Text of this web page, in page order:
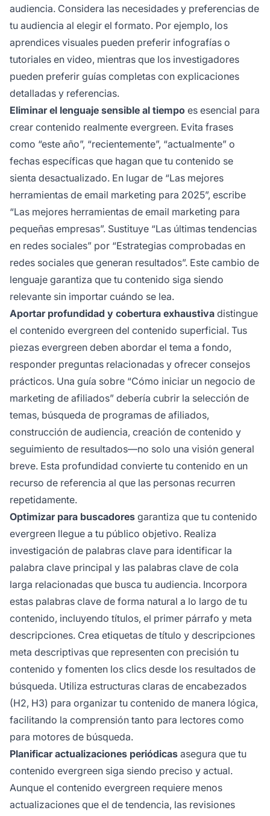
audiencia. Considera las necesidades y preferencias de
tu audiencia al elegir el formato. Por ejemplo, los
aprendices visuales pueden preferir infografías o
tutoriales en video, mientras que los investigadores
pueden preferir guías completas con explicaciones
detalladas y referencias.
Eliminar el lenguaje sensible al tiempo es esencial para
crear contenido realmente evergreen. Evita frases
como “este año”, “recientemente”, “actualmente” o
fechas específicas que hagan que tu contenido se
sienta desactualizado. En lugar de “Las mejores
herramientas de email marketing para 2025”, escribe
“Las mejores herramientas de email marketing para
pequeñas empresas”. Sustituye “Las últimas tendencias
en redes sociales” por “Estrategias comprobadas en
redes sociales que generan resultados”. Este cambio de
lenguaje garantiza que tu contenido siga siendo
relevante sin importar cuándo se lea.
Aportar profundidad y cobertura exhaustiva distingue
el contenido evergreen del contenido superficial. Tus
piezas evergreen deben abordar el tema a fondo,
responder preguntas relacionadas y ofrecer consejos
prácticos. Una guía sobre “Cómo iniciar un negocio de
marketing de afiliados” debería cubrir la selección de
temas, búsqueda de programas de afiliados,
construcción de audiencia, creación de contenido y
seguimiento de resultados—no solo una visión general
breve. Esta profundidad convierte tu contenido en un
recurso de referencia al que las personas recurren
repetidamente.
Optimizar para buscadores garantiza que tu contenido
evergreen llegue a tu público objetivo. Realiza
investigación de palabras clave para identificar la
palabra clave principal y las palabras clave de cola
larga relacionadas que busca tu audiencia. Incorpora
estas palabras clave de forma natural a lo largo de tu
contenido, incluyendo títulos, el primer párrafo y meta
descripciones. Crea etiquetas de título y descripciones
meta descriptivas que representen con precisión tu
contenido y fomenten los clics desde los resultados de
búsqueda. Utiliza estructuras claras de encabezados
(H2, H3) para organizar tu contenido de manera lógica,
facilitando la comprensión tanto para lectores como
para motores de búsqueda.
Planificar actualizaciones periódicas asegura que tu
contenido evergreen siga siendo preciso y actual.
Aunque el contenido evergreen requiere menos
actualizaciones que el de tendencia, las revisiones